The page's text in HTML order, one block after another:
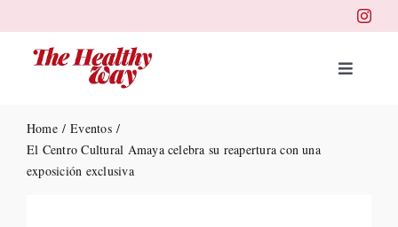
to
content
Toggle
Home
Eventos
El Centro Cultural Amaya celebra su reapertura con una
exposición exclusiva